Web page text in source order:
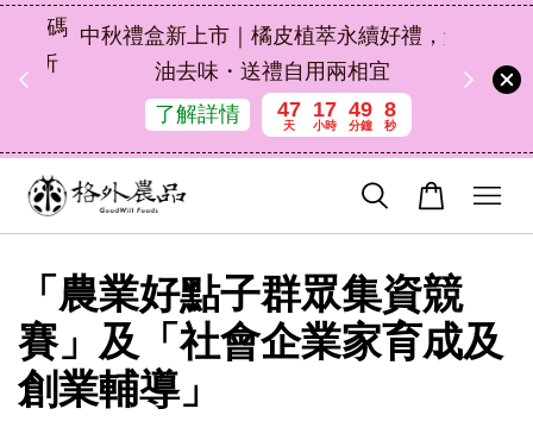
中秋禮盒新上市｜橘皮植萃永續好禮，解
油去味・送禮自用兩相宜
了解詳情
17
小時
49
分鐘
8
秒
「農業好點子群眾集資競
賽」及「社會企業家育成及
創業輔導」